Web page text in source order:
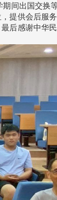
间出国交换
提供会后服
后感谢中华